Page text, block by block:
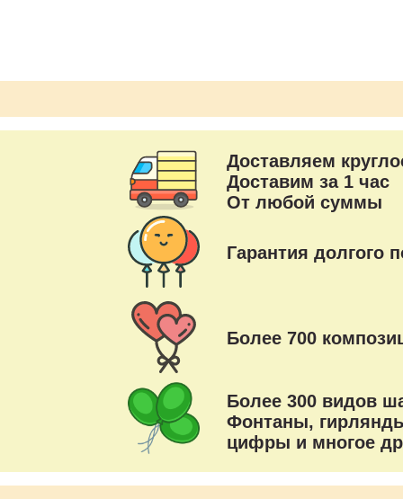
Доставляем
Доставим за 1 час
От любой суммы
Гарантия долгого
Более 700
Более 300 видов
Фонтаны,
цифры и многое